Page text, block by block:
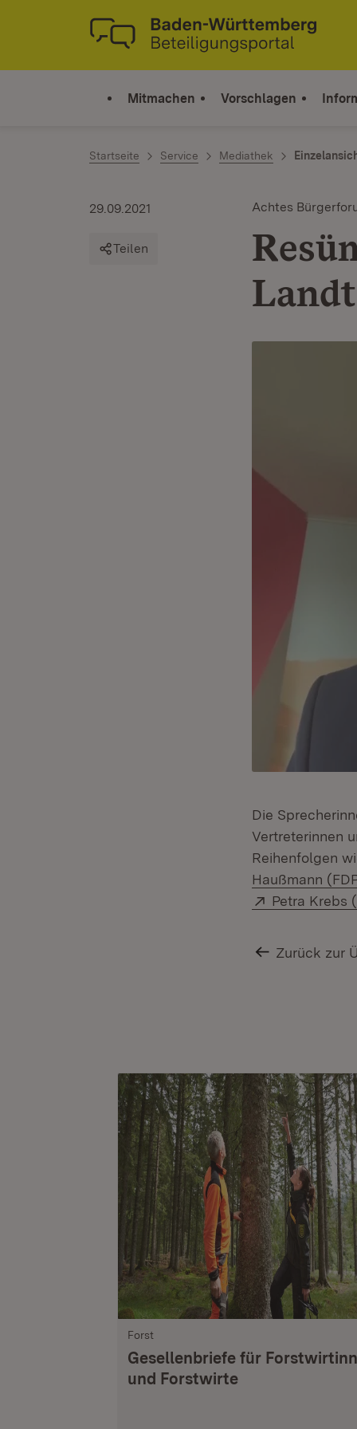
Zum Inhalt springen
Link zur Startseite
Mitmachen Vorschlagen
Startseite Service Mediathek
Achtes
29.09.2021
Teilen
Die
Vertreterinnen
Reihenfolgen
Haußmann
Extern:
Petra Krebs
Zurück zur
Forst
Gesellenbriefe für
und Forstwirte